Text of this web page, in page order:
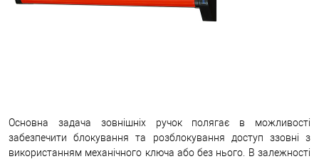
Основна задача зовнішніх ручок полягає в можливості
забезпечити блокування та розблокування доступ ззовні з
використанням механічного ключа або без нього. В залежності